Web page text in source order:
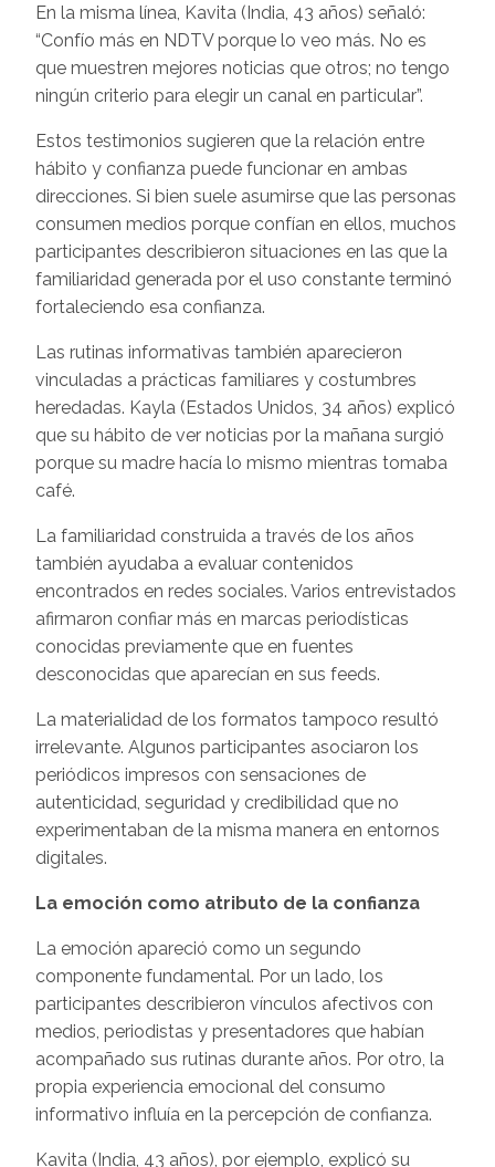
En la misma línea, Kavita (India, 43 años) señaló:
“Confío más en NDTV porque lo veo más. No es
que muestren mejores noticias que otros; no tengo
ningún criterio para elegir un canal en particular”.
Estos testimonios sugieren que la relación entre
hábito y confianza puede funcionar en ambas
direcciones. Si bien suele asumirse que las personas
consumen medios porque confían en ellos, muchos
participantes describieron situaciones en las que la
familiaridad generada por el uso constante terminó
fortaleciendo esa confianza.
Las rutinas informativas también aparecieron
vinculadas a prácticas familiares y costumbres
heredadas. Kayla (Estados Unidos, 34 años) explicó
que su hábito de ver noticias por la mañana surgió
porque su madre hacía lo mismo mientras tomaba
café.
La familiaridad construida a través de los años
también ayudaba a evaluar contenidos
encontrados en redes sociales. Varios entrevistados
afirmaron confiar más en marcas periodísticas
conocidas previamente que en fuentes
desconocidas que aparecían en sus feeds.
La materialidad de los formatos tampoco resultó
irrelevante. Algunos participantes asociaron los
periódicos impresos con sensaciones de
autenticidad, seguridad y credibilidad que no
experimentaban de la misma manera en entornos
digitales.
La emoción como atributo de la confianza
La emoción apareció como un segundo
componente fundamental. Por un lado, los
participantes describieron vínculos afectivos con
medios, periodistas y presentadores que habían
acompañado sus rutinas durante años. Por otro, la
propia experiencia emocional del consumo
informativo influía en la percepción de confianza.
Kavita (India, 43 años), por ejemplo, explicó su